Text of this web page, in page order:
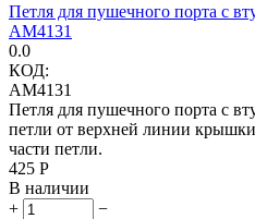
Петля для пушечного порта с
AM4131
0.0
КОД:
AM4131
Петля для пушечного порта с
петли от верхней линии
части петли.
‍425‍ Р
В наличии
+
−